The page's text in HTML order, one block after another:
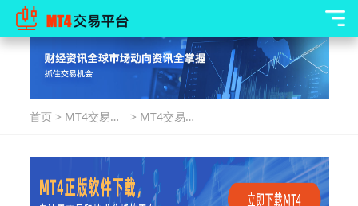
首页 > MT4交易指
> MT4交易平